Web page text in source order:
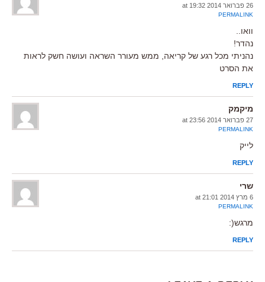
26 פברואר 2014 at 19:32
PERMALINK
וואו..
נהדר!
נהניתי מכל רגע של קריאה, ממש מעורר השראה ועושה חשק לראות
את הסרט
REPLY
מיקמק
27 פברואר 2014 at 23:56
PERMALINK
לייק
REPLY
שרי
6 מרץ 2014 at 21:01
PERMALINK
מרגש(:
REPLY